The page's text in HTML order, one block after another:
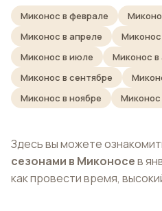
Миконос в феврале
Миконос в апреле
Миконос в июле
Миконос в
Миконос в сентябре
Миконос в ноябре
Миконос
Здесь вы можете
сезонами в Миконосев
как провести время,